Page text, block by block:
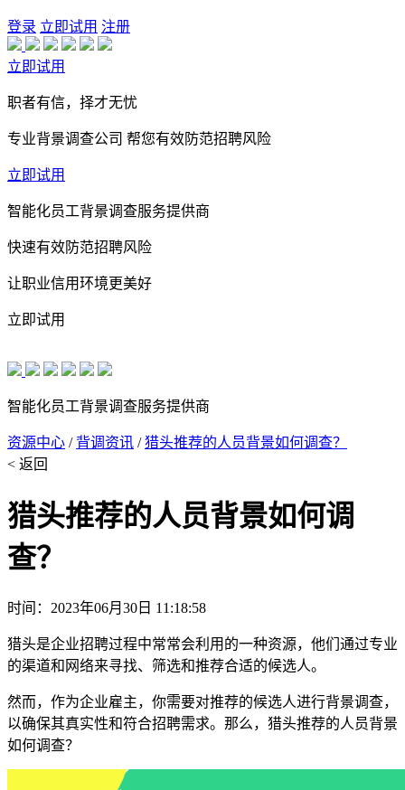
登录 立即试用 注册
立即试用
职者有信，择才无忧
专业背景调查公司 帮您有效防范招聘风险
立即试用
智能化员工背景调查服务提供商
快速有效防范招聘风险
让职业信用环境更美好
立即试用
智能化员工背景调查服务提供商
资源中心 / 背调资讯 /猎头推荐的人员背景如何调查？
< 返回
猎头推荐的人员背景如何调
查？
时间：2023年06月30日 11:18:58
猎头是企业招聘过程中常常会利用的一种资源，他们通过专业
的渠道和网络来寻找、筛选和推荐合适的候选人。
然而，作为企业雇主，你需要对推荐的候选人进行背景调查，
以确保其真实性和符合招聘需求。那么，猎头推荐的人员背景
如何调查？